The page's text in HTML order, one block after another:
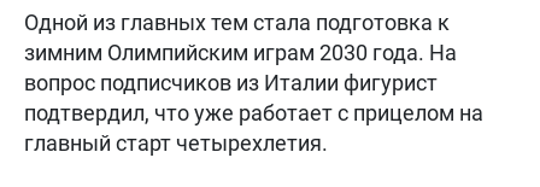
Одной из главных тем стала подготовка к
зимним Олимпийским играм 2030 года. На
вопрос подписчиков из Италии фигурист
подтвердил, что уже работает с прицелом на
главный старт четырехлетия.